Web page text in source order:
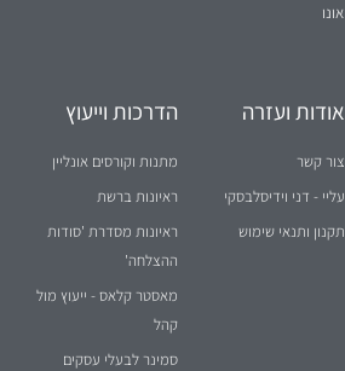
אודות ועזרה
צור קשר
עליי - דני וידיסלבסקי
תקנון ותנאי שימוש
הדרכות וייעוץ
מתנות וקורסים אונליין
ראיונות ברשת
ראיונות מסדרת 'סודות
ההצלחה'
מאסטר קלאס - ייעוץ מול
קהל
סמינר לבעלי עסקים